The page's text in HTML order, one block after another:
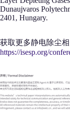
Dunaujvaros
2401, Hungary.
获取更多静电除尘
https://isesp.org/